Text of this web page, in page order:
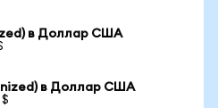
в Доллар США
в Доллар США